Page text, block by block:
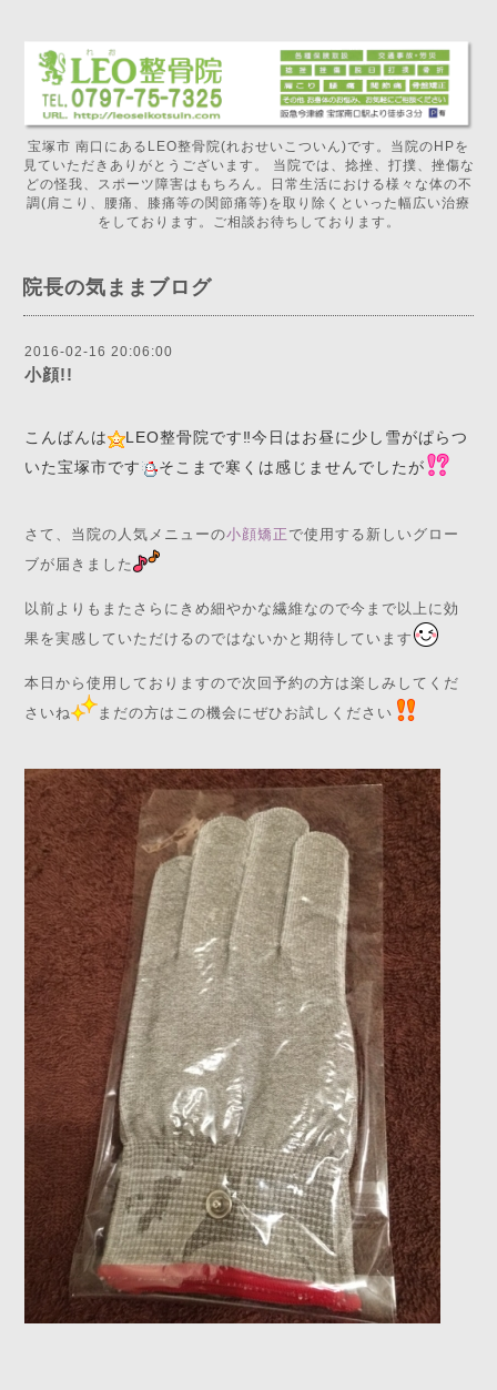
宝塚市 南口にあるLEO整骨院(れおせいこついん)です。当院のHPを
見ていただきありがとうございます。 当院では、捻挫、打撲、挫傷な
どの怪我、スポーツ障害はもちろん。日常生活における様々な体の不
調(肩こり、腰痛、膝痛等の関節痛等)を取り除くといった幅広い治療
をしております。ご相談お待ちしております。
院長の気ままブログ
2016-02-16 20:06:00
小顔!!
こんばんは
LEO整骨院です‼️今日はお昼に少し雪がぱらつ
いた宝塚市です
そこまで寒くは感じませんでしたが
さて、当院の人気メニューの小顔矯正 で使用する新しいグロー
ブが届きました
以前よりもまたさらにきめ細やかな繊維なので今まで以上に効
果を実感していただけるのではないかと期待しています
本日から使用しておりますので次回予約の方は楽しみしてくだ
さいね
まだの方はこの機会にぜひお試しください